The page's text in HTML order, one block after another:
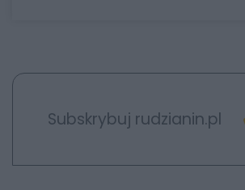
Subskrybuj rudzianin.pl